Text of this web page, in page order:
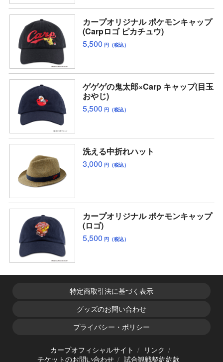
カープオリジナル ポケモンキャップ
(Carpロゴ ピカチュウ)
5,500 円（税込）
ゲゲゲの鬼太郎×Carp キャップ(目玉
おやじ)
5,500 円（税込）
洗える中折れハット
3,000 円（税込）
カープオリジナル ポケモンキャップ
(ロゴ)
5,500 円（税込）
特定商取引法に基づく表示
グッズのお問い合わせ
プライバシー・ポリシー
カープオフィシャルサイト
リンク
チケットのお問い合わせ
試合観戦契約約款